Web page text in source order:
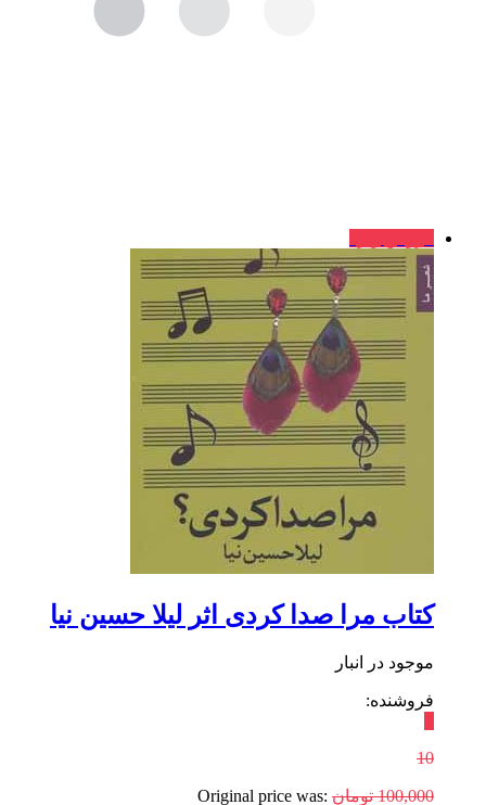
کتاب مرا صدا کردی اثر لیلا حسین نیا
موجود در انبار
فروشنده:
10
100,000 تومان Original price was: